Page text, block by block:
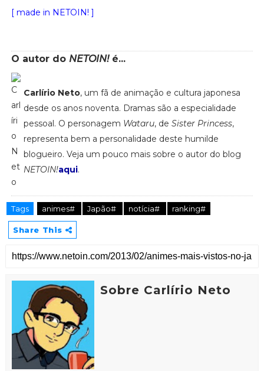
[ made in NETOIN! ]
O autor do NETOIN!é...
Carlírio Neto, um fã de animação e cultura japonesa
desde os anos noventa. Dramas são a especialidade
pessoal. O personagem Wataru, de Sister Princess,
representa bem a personalidade deste humilde
blogueiro. Veja um pouco mais sobre o autor do blog
NETOIN!aqui.
Tags animes# Japão# notícia# ranking#
Share This
Sobre Carlírio Neto